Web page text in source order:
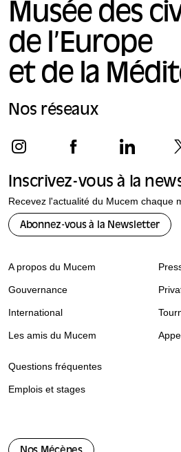
Musée des
de l’Europe
et de la
Nos réseaux
Inscrivez-vous à la
Recevez l'actualité du Mucem chaque
Abonnez-vous à la Newsletter
A propos du Mucem
Gouvernance
International
Les amis du Mucem
Questions fréquentes
Emplois et stages